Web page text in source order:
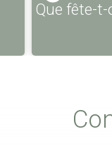
Que fête-t-